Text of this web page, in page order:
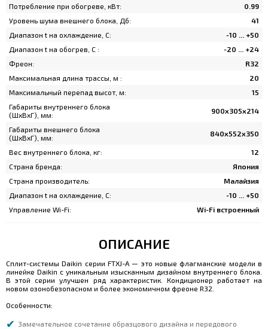
Потребление при обогреве, кВт:
0.99
Уровень шума внешнего блока, Дб:
41
Диапазон t на охлаждение, C:
-10 ... +50
Диапазон t на обогрев, C :
-20 ... +24
Фреон:
R32
Максимальная длина трассы, м :
20
Максимальный перепад высот, м:
15
Габариты внутреннего блока
(ШхВхГ), мм:
900х305х214
Габариты внешнего блока
(ШхВхГ), мм:
840x552x350
Вес внутреннего блока, кг:
12
Страна бренда:
Япония
Страна производитель:
Малайзия
Диапазон t на охлаждение, C:
-10 ... +50
Управление Wi-Fi:
Wi-Fi встроенный
ОПИСАНИЕ
Сплит-системы Daikin серии FTXJ-A — это новые флагманские модели в
линейке Daikin с уникальным изысканным дизайном внутреннего блока.
В этой серии улучшен ряд характеристик. Кондиционер работает на
новом озонобезопасном и более экономичном фреоне R32.
Особенности:
Замечательное сочетание образцового дизайна и передового